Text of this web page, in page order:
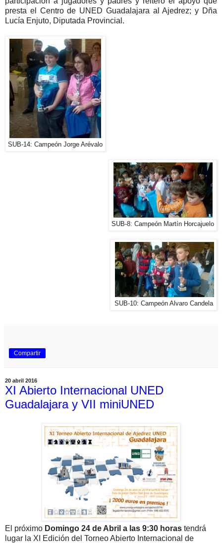
presta el Centro de UNED Guadalajara al Ajedrez; y Dña
Lucía Enjuto, Diputada Provincial.
SUB-14: Campeón Jorge Arévalo
SUB-8: Campeón Martín Horcajuelo
SUB-10: Campeón Alvaro Candela
Compartir
20 abril 2016
XI Abierto Internacional UNED
Guadalajara y VII miniUNED
El próximo Domingo 24 de Abril a las 9:30 horas tendrá
lugar la XI Edición del Torneo Abierto Internacional de